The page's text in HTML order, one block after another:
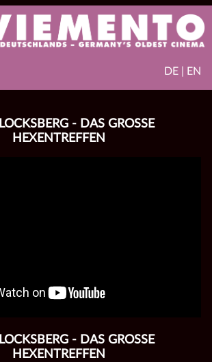
DE | EN
- DAS GROSSE H
EXENTREFFEN
- DAS GROSSE H
EXENTREFFEN